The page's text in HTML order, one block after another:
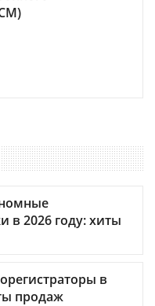
в 2026 году: хиты
в
продаж